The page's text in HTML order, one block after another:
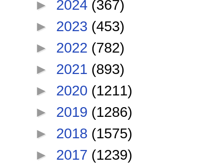
► 2024 (367)
► 2023 (453)
► 2022 (782)
► 2021 (893)
► 2020 (1211)
► 2019 (1286)
► 2018 (1575)
► 2017 (1239)